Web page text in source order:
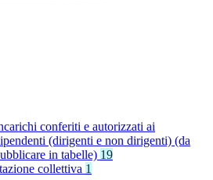
conferiti e autorizzati ai
(dirigenti e non dirigenti) (da
in tabelle) 19
collettiva 1